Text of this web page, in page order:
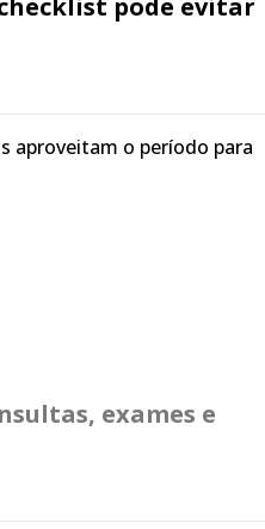
pode evitar
aproveitam o período para
exames e